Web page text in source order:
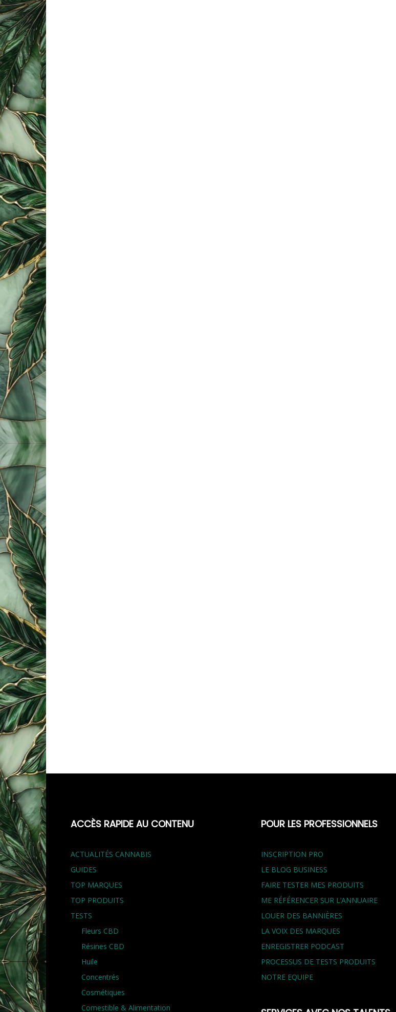
ACCÈS RAPIDE AU CONTENU
ACTUALITÉS CANNABIS
GUIDES
TOP MARQUES
TOP PRODUITS
TESTS
Fleurs CBD
Résines CBD
Huile
Concentrés
Cosmétiques
Comestible & Alimentation
POUR LES PROFESSIONNELS
INSCRIPTION PRO
LE BLOG BUSINESS
FAIRE TESTER MES PRODUITS
ME RÉFÉRENCER SUR L’ANNUAIRE
LOUER DES BANNIÈRES
LA VOIX DES MARQUES
ENREGISTRER PODCAST
PROCESSUS DE TESTS PRODUITS
NOTRE EQUIPE